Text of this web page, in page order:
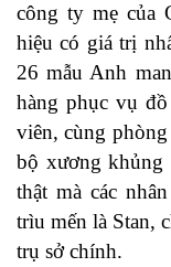
công ty mẹ của
hiệu có giá trị
26 mẫu Anh
hàng phục vụ
viên, cùng
bộ xương khủng
thật mà các
trìu mến là Stan,
trụ sở chính.